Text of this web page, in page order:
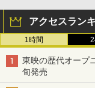
アクセスラン
1時間
東映の歴代オープ
旬発売